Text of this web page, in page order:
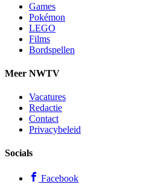
Games
Pokémon
LEGO
Films
Bordspellen
Meer NWTV
Vacatures
Redactie
Contact
Privacybeleid
Socials
Facebook